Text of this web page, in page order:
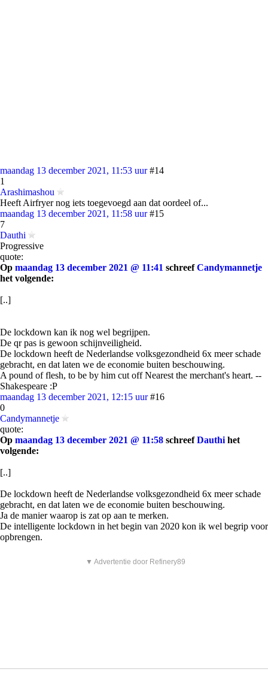
maandag 13 december 2021, 11:53 uur #14
1
Arashimashou
Heeft Airfryer nog iets toegevoegd aan dat oordeel of...
maandag 13 december 2021, 11:58 uur #15
7
Dauthi
Progressive
quote:
Op maandag 13 december 2021 @ 11:41 schreefCandymannetje
het volgende:
[..]
De lockdown kan ik nog wel begrijpen.
De qr pas is gewoon schijnveiligheid.
De lockdown heeft de Nederlandse volksgezondheid 6x meer schade
gebracht, en dat laten we de economie buiten beschouwing.
A pound of flesh, to be by him cut off Nearest the merchant's heart. --
Shakespeare :P
maandag 13 december 2021, 12:15 uur #16
0
Candymannetje
quote:
Op maandag 13 december 2021 @ 11:58 schreefDauthi het
volgende:
[..]
De lockdown heeft de Nederlandse volksgezondheid 6x meer schade
gebracht, en dat laten we de economie buiten beschouwing.
Ja de manier waarop is zat op aan te merken.
De intelligente lockdown in het begin van 2020 kon ik wel begrip voor
opbrengen.
▼ Advertentie door Refinery89